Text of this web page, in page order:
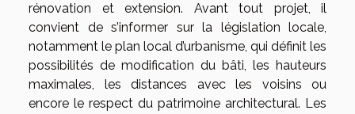
rénovation et extension. Avant tout projet, il
convient de s’informer sur la législation locale,
notamment le plan local d’urbanisme, qui définit les
possibilités de modification du bâti, les hauteurs
maximales, les distances avec les voisins ou
encore le respect du patrimoine architectural. Les